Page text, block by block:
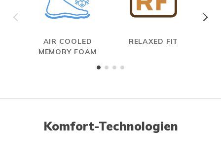
AIR COOLED
MEMORY FOAM
RELAXED FIT
Komfort-Technologien